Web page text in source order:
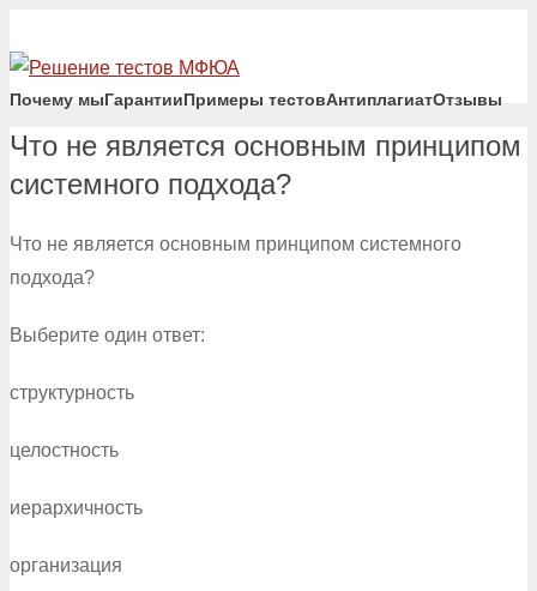
Почему мыГарантииПримеры тестовАнтиплагиатОтзывы
Что не является основным принципом
системного подхода?
Что не является основным принципом системного
подхода?
Выберите один ответ:
структурность
целостность
иерархичность
организация